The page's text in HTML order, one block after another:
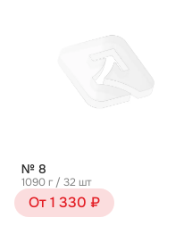
№ 8
1090 г / 32 шт
От 1 330 ₽